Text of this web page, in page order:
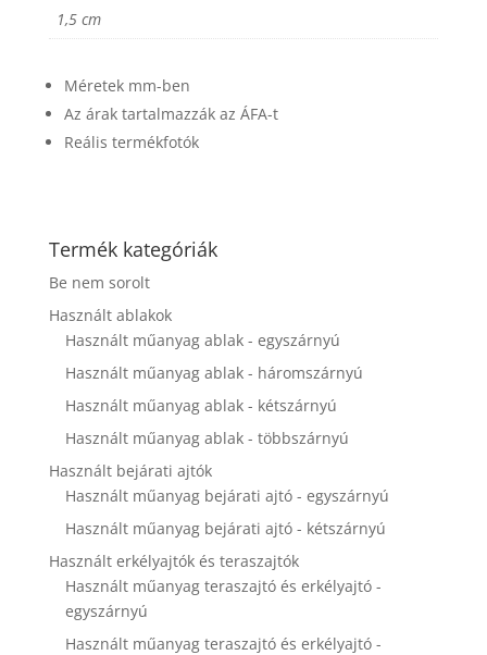
1,5 cm
Méretek mm-ben
Az árak tartalmazzák az ÁFA-t
Reális termékfotók
Termék kategóriák
Be nem sorolt
Használt ablakok
Használt műanyag ablak - egyszárnyú
Használt műanyag ablak - háromszárnyú
Használt műanyag ablak - kétszárnyú
Használt műanyag ablak - többszárnyú
Használt bejárati ajtók
Használt műanyag bejárati ajtó - egyszárnyú
Használt műanyag bejárati ajtó - kétszárnyú
Használt erkélyajtók és teraszajtók
Használt műanyag teraszajtó és erkélyajtó -
egyszárnyú
Használt műanyag teraszajtó és erkélyajtó -
from the
Marketing
interests and
you visit our
site, you
increase the
chance of
personalized